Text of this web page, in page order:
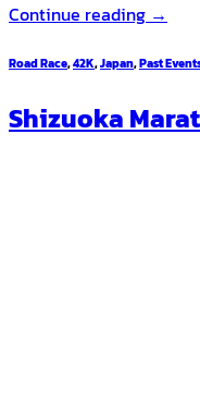
Continue reading →
Road Race,42K,Japan,Past
Shizuoka